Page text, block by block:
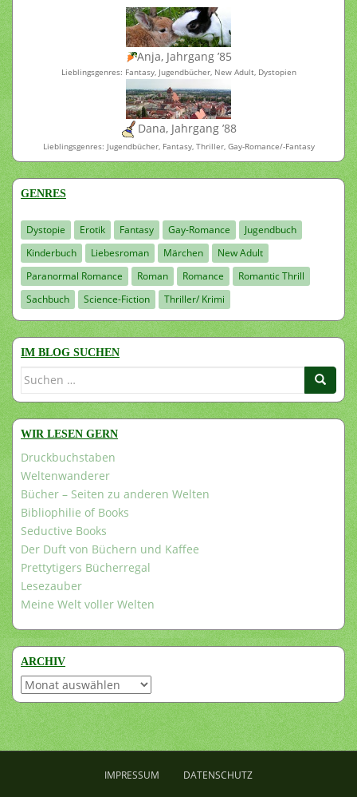
Anja, Jahrgang ’85
Lieblingsgenres: Fantasy, Jugendbücher, New Adult, Dystopien
Dana, Jahrgang ’88
Lieblingsgenres: Jugendbücher, Fantasy, Thriller, Gay-Romance/-Fantasy
GENRES
Dystopie Erotik Fantasy Gay-Romance
Jugendbuch
Kinderbuch
Liebesroman Märchen
New Adult
Paranormal Romance
Roman Romance
Romantic Thrill
Sachbuch
Science-Fiction Thriller/ Krimi
IM BLOG SUCHEN
Suchen
WIR LESEN GERN
Druckbuchstaben
Weltenwanderer
Bücher – Seiten zu anderen Welten
Bibliophilie of Books
Seductive Books
Der Duft von Büchern und Kaffee
Prettytigers Bücherregal
Lesezauber
Meine Welt voller Welten
ARCHIV
Archiv
IMPRESSUM DATENSCHUTZ